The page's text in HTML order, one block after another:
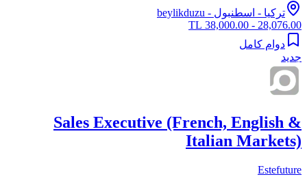
تركيا - اسطنبول - beylikduzu
28,076.00 - 38,000.00 TL
دوام كامل
جديد
Sales Executive (French, English &
Italian Markets)
Estefuture